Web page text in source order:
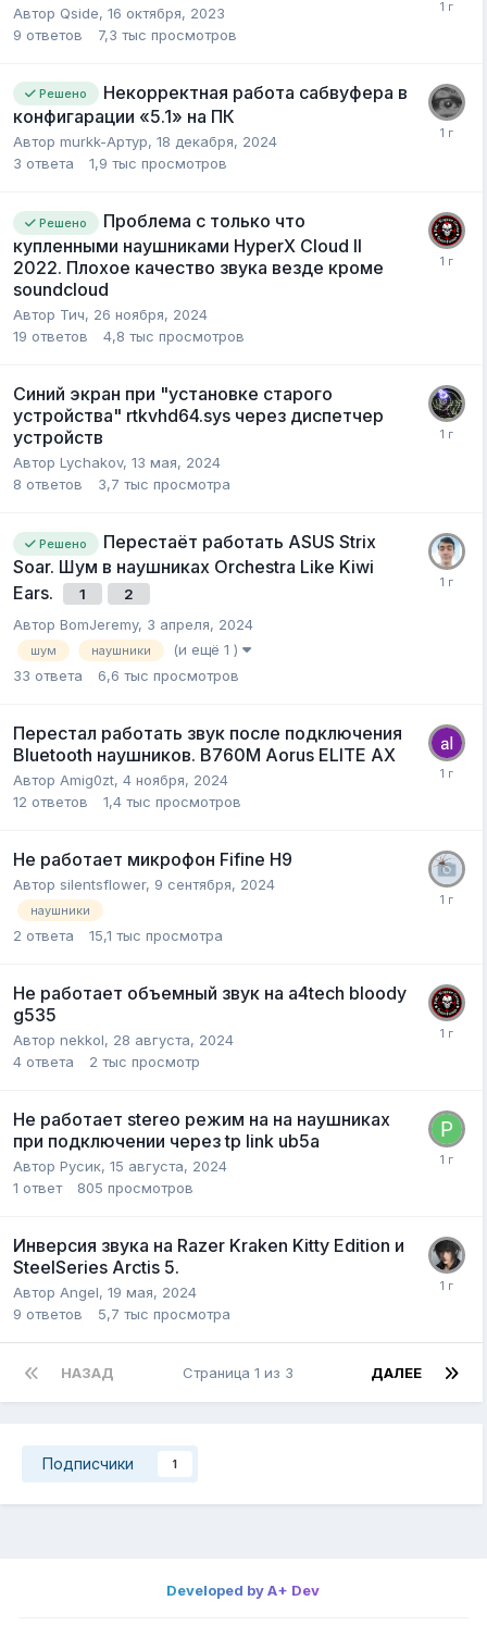
Автор Qside, 16 октября, 2023
9 ответов 7,3 тыс просмотров
Решено
Некорректная работа сабвуфера в
конфигарации «5.1» на ПК
Автор murkk-Артур, 18 декабря, 2024
3 ответа 1,9 тыс просмотров
Решено
Проблема с только что
купленными наушниками HyperX Cloud II
2022. Плохое качество звука везде кроме
soundcloud
Автор Тич, 26 ноября, 2024
19 ответов 4,8 тыс просмотров
Синий экран при "установке старого
устройства" rtkvhd64.sys через диспетчер
устройств
Автор Lychakov, 13 мая, 2024
8 ответов 3,7 тыс просмотра
Решено
Перестаёт работать ASUS Strix
Soar. Шум в наушниках Orchestra Like Kiwi
Ears.
1
2
Автор BomJeremy, 3 апреля, 2024
шум наушники
(и ещё 1 )
33 ответа 6,6 тыс просмотров
Перестал работать звук после подключения
Bluetooth наушников. B760M Aorus ELITE AX
Автор Amig0zt, 4 ноября, 2024
12 ответов 1,4 тыс просмотров
Не работает микрофон Fifine H9
Автор silentsflower, 9 сентября, 2024
наушники
2 ответа 15,1 тыс просмотра
Не работает объемный звук на a4tech bloody
g535
Автор nekkol, 28 августа, 2024
4 ответа 2 тыс просмотр
Не работает stereo режим на на наушниках
при подключении через tp link ub5a
Автор Русик, 15 августа, 2024
1 ответ 805 просмотров
Инверсия звука на Razer Kraken Kitty Edition и
SteelSeries Arctis 5.
Автор Angel, 19 мая, 2024
9 ответов 5,7 тыс просмотра
НАЗАД ДАЛЕЕ
Страница 1 из 3
Подписчики 1
Developed by A+ Dev